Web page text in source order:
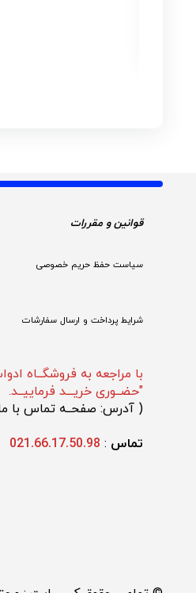
قوانین و مقررات
سیاست حفظ حریم خصوصی
شرایط پرداخت و ارسال سفارشات
با مراجعه به فروشگــاه
"حضــوری خریـــد فرماییــد.
( آدرس: صفحــه تماس با
تماس :
021.66.17.50.98